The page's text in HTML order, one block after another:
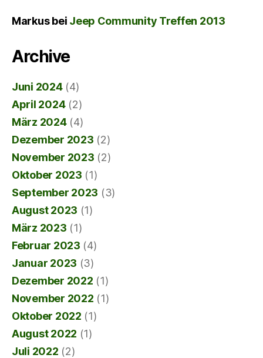
Markusbei Jeep Community Treffen 2013
Archive
Juni 2024(4)
April 2024(2)
März 2024(4)
Dezember 2023 (2)
November 2023 (2)
Oktober 2023 (1)
September 2023 (3)
August 2023 (1)
März 2023 (1)
Februar 2023 (4)
Januar 2023 (3)
Dezember 2022 (1)
November 2022 (1)
Oktober 2022 (1)
August 2022 (1)
Juli 2022 (2)